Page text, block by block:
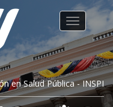
en Salud Pública - INSPI
Toggle